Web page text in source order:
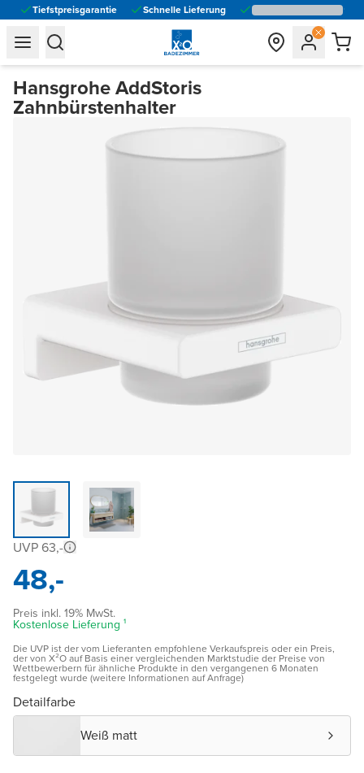
Tiefstpreisgarantie Schnelle Lieferung
general.navigation.toggle_menu.label
general.navigation.toggle_menu.label
Hansgrohe AddStoris
Zahnbürstenhalter
UVP 63,-
48,-
Preis inkl. 19% MwSt.
Kostenlose Lieferung ¹
Die UVP ist der vom Lieferanten empfohlene Verkaufspreis oder ein Preis,
der von X²O auf Basis einer vergleichenden Marktstudie der Preise von
Wettbewerbern für ähnliche Produkte in den vergangenen 6 Monaten
festgelegt wurde (weitere Informationen auf Anfrage)
Detailfarbe
Weiß matt